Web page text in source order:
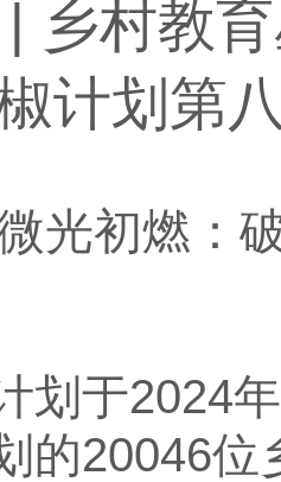
乡村教
划第八
光初燃：
划于2024
的20046